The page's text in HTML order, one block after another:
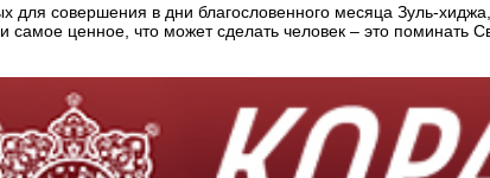
для совершения в дни благословенного месяца Зуль-
ценное, что может сделать человек – это поминать